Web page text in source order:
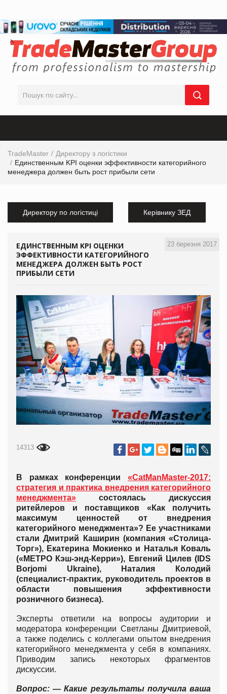
TradeMaster
Директору з логістики
Единственным KPI оценки эффективности категорийного
менеджера должен быть рост прибыли сети
Директору по логістиці Керівнику ЗЕД
23 березня 2017
ЕДИНСТВЕННЫМ KPI ОЦЕНКИ
ЭФФЕКТИВНОСТИ КАТЕГОРИЙНОГО
МЕНЕДЖЕРА ДОЛЖЕН БЫТЬ РОСТ
ПРИБЫЛИ СЕТИ
14313
В рамках конференции «CatManMaster-2017:
стратегия и практика внедрения категорийного
менеджмента» состоялась дискуссия
ритейлеров и поставщиков «Как получить
максимум ценностей от внедрения
категорийного менеджмента»? Ее участниками
стали Дмитрий Каширин (компания «Столица-
Торг»), Екатерина Мокиенко и Наталья Коваль
(«МЕТРО Кэш-энд-Керри»), Евгений Цилев (IDS
Borjomi Ukraine), Наталия Колодий
(специалист-практик, руководитель проектов в
области повышения эффективности
розничного бизнеса).
Эксперты ответили на вопросы аудитории и
модератора конференции Светланы Дмитриевой,
а также поделись с коллегами опытом внедрения
категорийного менеджмента у себя в компаниях.
Приводим запись некоторых фрагментов
дискуссии.
Вопрос: — Какие результаты получила ваша